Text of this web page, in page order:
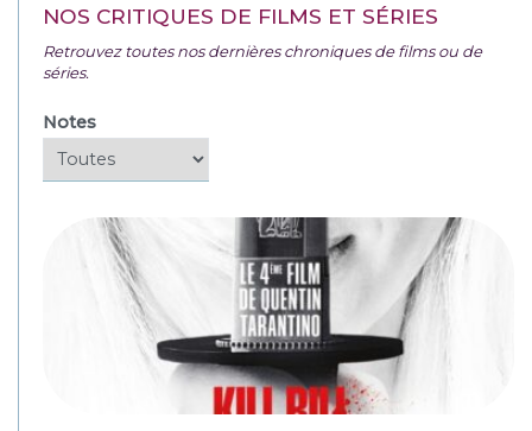
NOS CRITIQUES DE FILMS ET SÉRIES
Retrouvez toutes nos dernières chroniques de films ou de
séries.
Notes